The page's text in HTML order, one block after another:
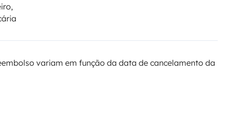
variam em função da data de cancelamento da